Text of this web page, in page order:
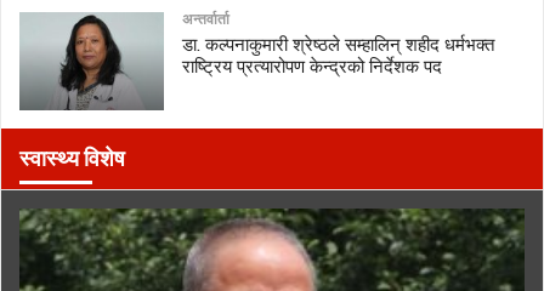
अन्तर्वार्ता
डा. कल्पनाकुमारी श्रेष्ठले सम्हालिन् शहीद धर्मभक्त
राष्ट्रिय प्रत्यारोपण केन्द्रको निर्देशक पद
स्वास्थ्य विशेष